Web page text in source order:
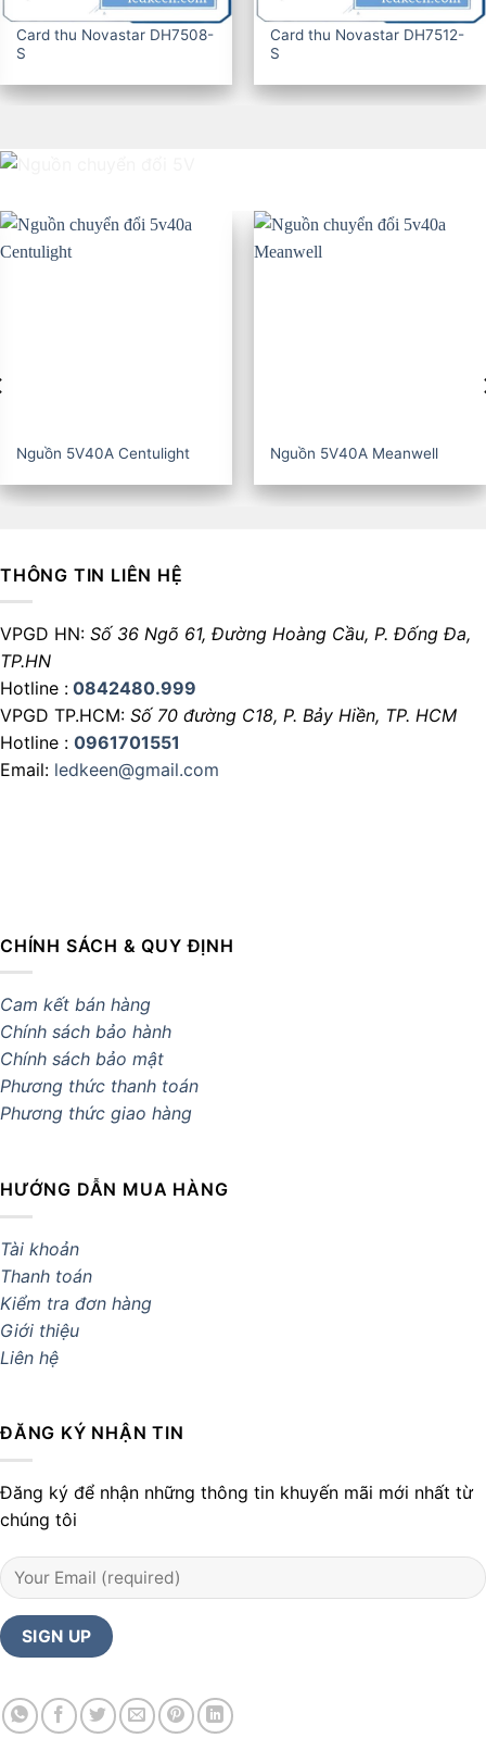
Card thu Novastar DH7516-
S
CARD THU KYSTAR G607
Nguồn 5V40A CZCL Nguồn 5V60A Centulight
THÔNG TIN LIÊN HỆ
VPGD HN: Số 36 Ngõ 61, Đường Hoàng Cầu, P. Đống Đa,
TP.HN
Hotline : 0842480.999
VPGD TP.HCM: Số 70 đường C18, P. Bảy Hiền, TP. HCM
Hotline : 0961701551
Email: ledkeen@gmail.com
CHÍNH SÁCH & QUY ĐỊNH
Cam kết bán hàng
Chính sách bảo hành
Chính sách bảo mật
Phương thức thanh toán
Phương thức giao hàng
HƯỚNG DẪN MUA HÀNG
Tài khoản
Thanh toán
Kiểm tra đơn hàng
Giới thiệu
Liên hệ
ĐĂNG KÝ NHẬN TIN
Đăng ký để nhận những thông tin khuyến mãi mới nhất từ
chúng tôi